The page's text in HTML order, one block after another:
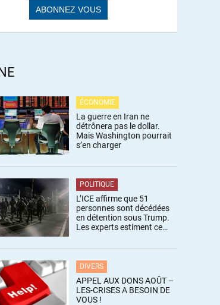
ÉCONOMIE
La guerre en Iran ne
détrônera pas le dollar.
Mais Washington pourrait
s’en charger
POLITIQUE
L’ICE affirme que 51
personnes sont décédées
en détention sous Trump.
Les experts estiment ce
DIVERS
APPEL AUX DONS AOÛT –
LES-CRISES A BESOIN DE
VOUS !